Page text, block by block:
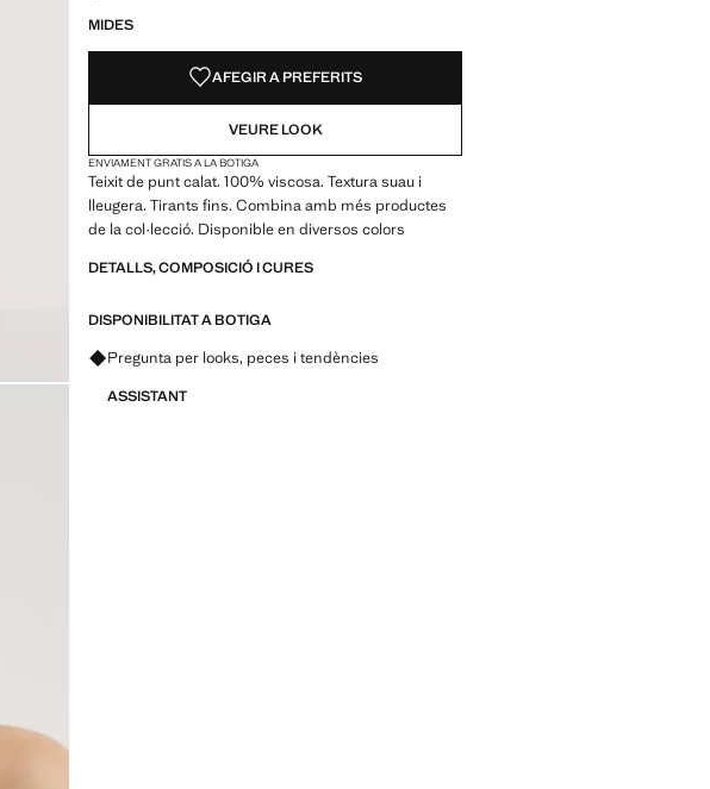
MIDES
AFEGIR A PREFERITS
VEURE LOOK
ENVIAMENT GRATIS A LA BOTIGA
Teixit de punt calat. 100% viscosa. Textura suau i
lleugera. Tirants fins. Combina amb més productes
de la col·lecció. Disponible en diversos colors
DETALLS, COMPOSICIÓ I CURES
DISPONIBILITAT A BOTIGA
Pregunta per looks, peces i tendències
ASSISTANT